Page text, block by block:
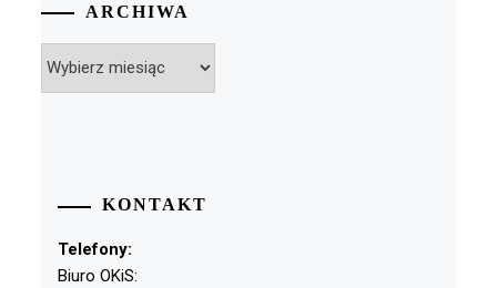
ARCHIWA
KONTAKT
Telefony:
Biuro OKiS: